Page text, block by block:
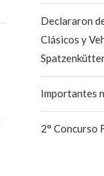
Declararon
Clásicos y
Importantes
2° Concurso